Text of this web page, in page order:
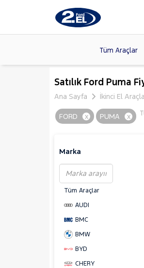
Tüm Araçlar
Markalar
Modeller
Kasalar
Satılık Ford Puma
Ana Sayfa
İkinci El
FORD x PUMA x
Marka
Tüm Araçlar
AUDI
BMC
BMW
BYD
CHERY